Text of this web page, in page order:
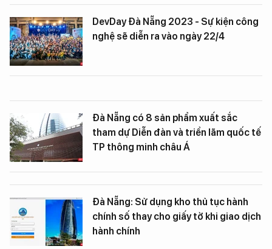
DevDay Đà Nẵng 2023 - Sự kiện công
nghệ sẽ diễn ra vào ngày 22/4
Đà Nẵng có 8 sản phẩm xuất sắc
tham dự Diễn đàn và triển lãm quốc tế
TP thông minh châu Á
Đà Nẵng: Sử dụng kho thủ tục hành
chính số thay cho giấy tờ khi giao dịch
hành chính